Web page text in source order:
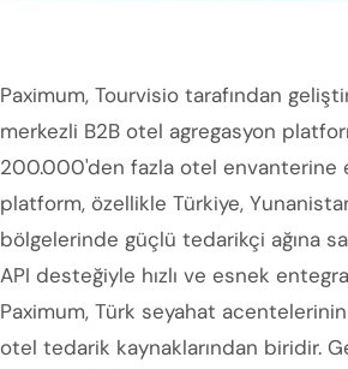
Paximum, Tourvisio tarafından
merkezli B2B otel agregasyon
200.000'den fazla otel envanterine
platform, özellikle Türkiye,
bölgelerinde güçlü tedarikçi ağına
API desteğiyle hızlı ve esnek
Paximum, Türk seyahat
otel tedarik kaynaklarından biridir.